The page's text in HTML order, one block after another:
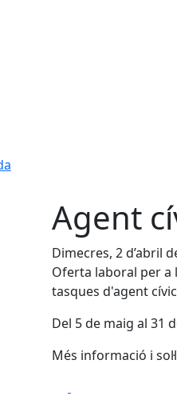
Agent
Dimecres, 2 d’abril
Oferta laboral per a
tasques d'agent
Del 5 de maig al 31
Més informació i